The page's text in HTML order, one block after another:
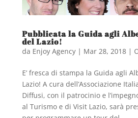
Pubblicata la Guida agli
del Lazio!
da Enjoy Agency| Mar 28, 2018|
E’ fresca di stampa la Guida agli
Lazio! A cura dell’Associazione
Diffusi, con il patrocinio e
al Turismo e di Visit Lazio, sarà